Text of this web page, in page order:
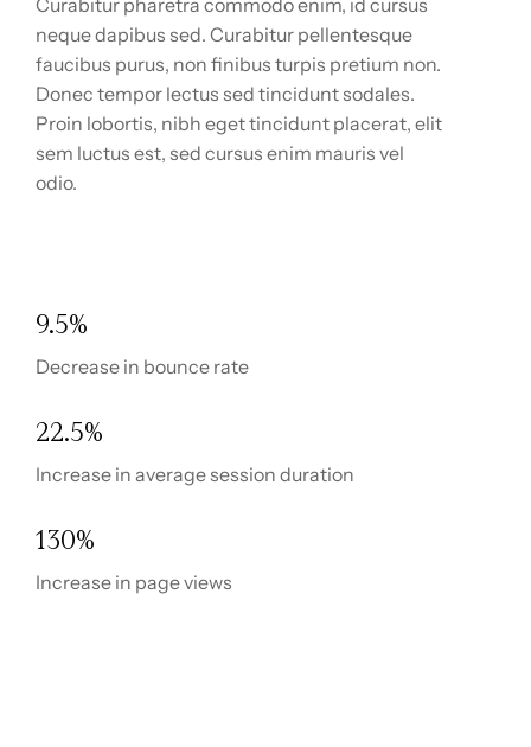
Curabitur pharetra commodo enim, id cursus
neque dapibus sed. Curabitur pellentesque
faucibus purus, non finibus turpis pretium non.
Donec tempor lectus sed tincidunt sodales.
Proin lobortis, nibh eget tincidunt placerat, elit
sem luctus est, sed cursus enim mauris vel
odio.
9.5%
Decrease in bounce rate
22.5%
Increase in average session duration
130%
Increase in page views